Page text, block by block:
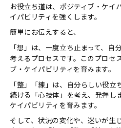
お役立ち道は、ポジティブ・ケイ
イパビリティを強くします。
簡単にお伝えすると、
「想」は、一度立ち止まって、自
考えるプロセスです。このプロセ
ブ・ケイパビリティを育みます。
「整」「練」は、自分らしい役
続ける「心技体」を考え、発揮し
ケイパビリティを育みます。
そして、状況の変化や、迷いが生